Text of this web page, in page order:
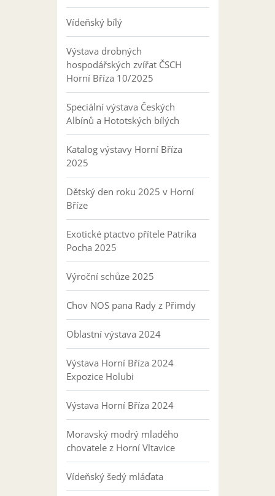
Vídeňský bílý
Výstava drobných
hospodářských zvířat ČSCH
Horní Bříza 10/2025
Speciální výstava Českých
Albínů a Hototských bílých
Katalog výstavy Horní Bříza
2025
Dětský den roku 2025 v Horní
Bříze
Exotické ptactvo přítele Patrika
Pocha 2025
Výroční schůze 2025
Chov NOS pana Rady z Přimdy
Oblastní výstava 2024
Výstava Horní Bříza 2024
Expozice Holubi
Výstava Horní Bříza 2024
Moravský modrý mladého
chovatele z Horní Vltavice
Vídeňský šedý mláďata